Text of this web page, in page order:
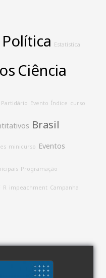
Política Estatística
Ciência
Partidário Evento Índice curso
Brasil
minicurso Eventos
Programação
R impeachment Campanha